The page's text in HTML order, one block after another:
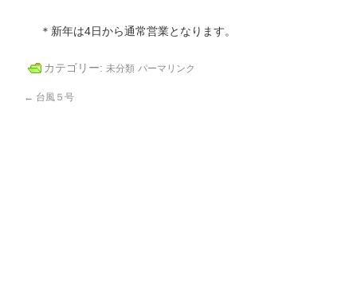
＊新年は4日から通常営業となります。
カテゴリー: 未分類 パーマリンク
← 台風５号